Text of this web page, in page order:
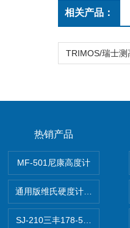
相关产品：
热销产品
MF-501尼康高度计
通用版维氏硬度计软件 自动
SJ-210三丰178-560-11DC粗